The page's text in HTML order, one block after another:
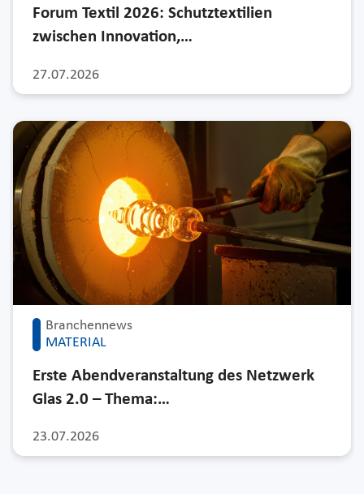
27.07.2026
Forum Textil 2026: Schutztextilien
zwischen Innovation,…
Branchennews
MATERIAL
23.07.2026
Erste Abendveranstaltung des Netzwerk
Glas 2.0 – Thema:…